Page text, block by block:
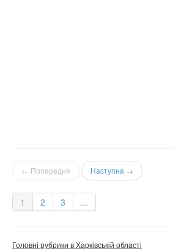
← Попередня Наступна →
1 2 3 ...
Головні рубрики в Харківській області